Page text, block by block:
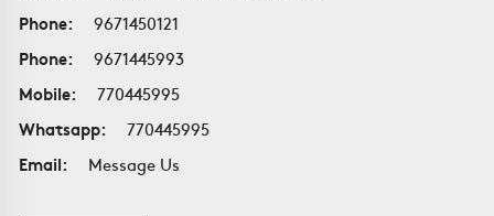
Phone:
9671450121
Phone:
9671445993
Mobile:
770445995
Whatsapp:
770445995
Email:
Message Us